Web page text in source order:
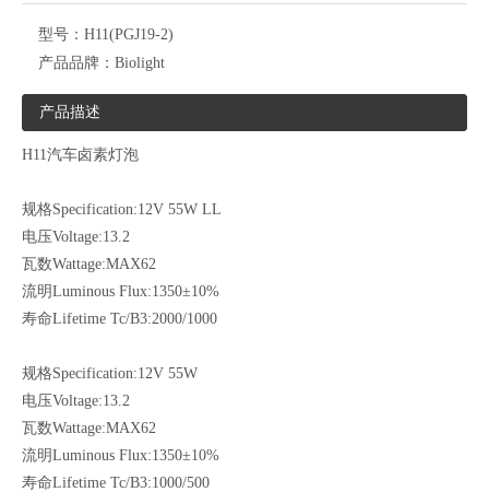
型号： H11(PGJ19-2)
产品品牌： Biolight
产品描述
H11汽车卤素灯泡
规格Specification:12V 55W LL
电压Voltage:13.2
瓦数Wattage:MAX62
流明Luminous Flux:1350±10%
寿命Lifetime Tc/B3:2000/1000
规格Specification:12V 55W
电压Voltage:13.2
瓦数Wattage:MAX62
流明Luminous Flux:1350±10%
寿命Lifetime Tc/B3:1000/500